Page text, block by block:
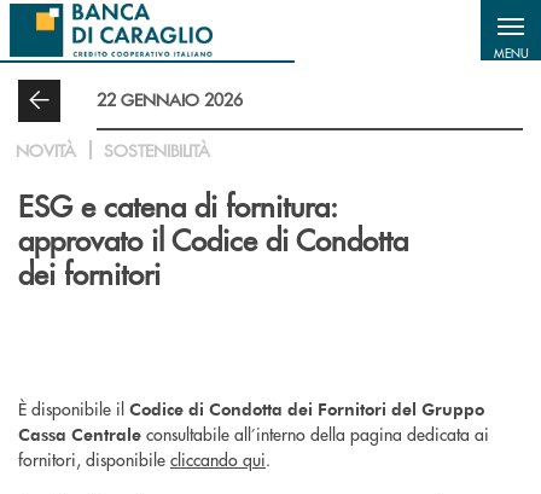
Salta al contenuto principale
MENU
22 GENNAIO 2026
NOVITÀ SOSTENIBILITÀ
ESG e catena di fornitura:
approvato il Codice di Condotta
dei fornitori
È disponibile il Codice di Condotta dei Fornitori del Gruppo
Cassa Centrale consultabile all’interno della pagina dedicata ai
fornitori, disponibile cliccando qui.